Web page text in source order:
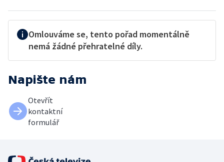
Omlouváme se, tento pořad momentálně
nemá žádné přehratelné díly.
Napište nám
Otevřít
kontaktní
formulář